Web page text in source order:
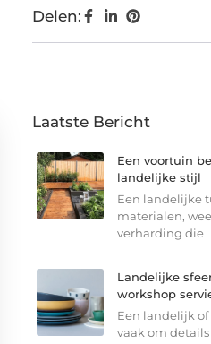
Delen:
Laatste Bericht
Een voortuin
landelijke stijl
Een landelijke
materialen,
verharding die
Landelijke
workshop
Een landelijk
vaak om